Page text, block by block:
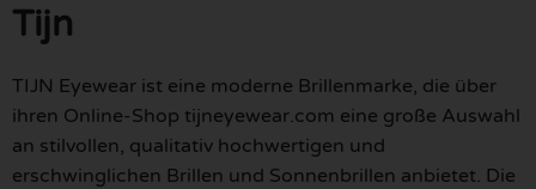
Tijn
TIJN Eyewear ist eine moderne Brillenmarke, die über
ihren Online-Shop tijneyewear.com eine große Auswahl
an stilvollen, qualitativ hochwertigen und
erschwinglichen Brillen und Sonnenbrillen anbietet. Die